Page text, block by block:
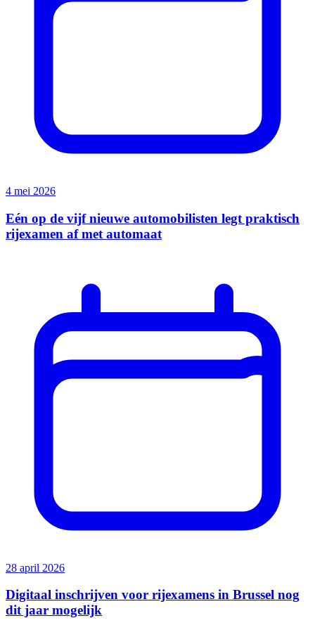
4 mei 2026
Eén op de vijf nieuwe automobilisten legt praktisch
rijexamen af met automaat
28 april 2026
Digitaal inschrijven voor rijexamens in Brussel nog
dit jaar mogelijk